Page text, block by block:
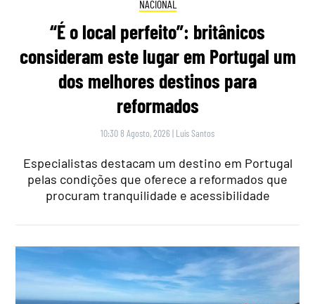
NACIONAL
“É o local perfeito”: britânicos
consideram este lugar em Portugal um
dos melhores destinos para
reformados
10:30 8 Agosto, 2026 | Luís Santos
Especialistas destacam um destino em Portugal
pelas condições que oferece a reformados que
procuram tranquilidade e acessibilidade